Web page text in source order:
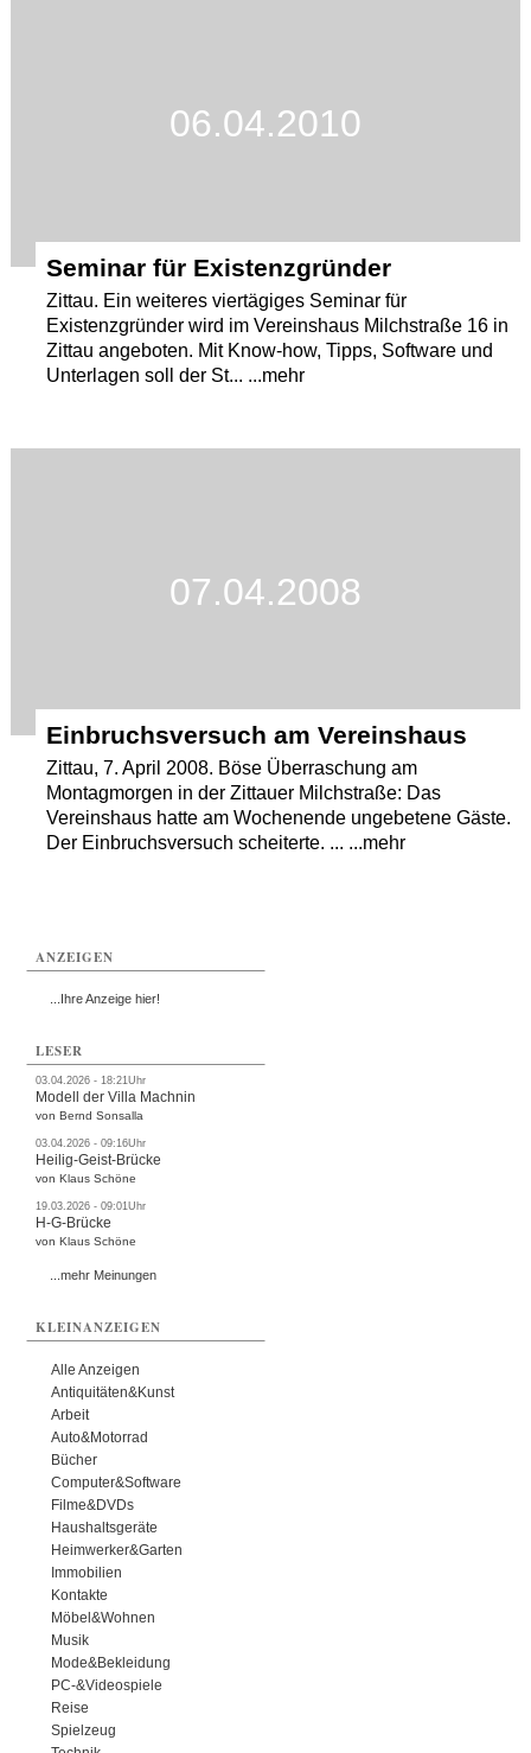
06.04.2010
Seminar für Existenzgründer
Zittau. Ein weiteres viertägiges Seminar für
Existenzgründer wird im Vereinshaus Milchstraße 16 in
Zittau angeboten. Mit Know-how, Tipps, Software und
Unterlagen soll der St... ...mehr
07.04.2008
Einbruchsversuch am Vereinshaus
Zittau, 7. April 2008. Böse Überraschung am
Montagmorgen in der Zittauer Milchstraße: Das
Vereinshaus hatte am Wochenende ungebetene Gäste.
Der Einbruchsversuch scheiterte. ... ...mehr
ANZEIGEN
...Ihre Anzeige hier!
LESER
03.04.2026 - 18:21Uhr
Modell der Villa Machnin
von Bernd Sonsalla
03.04.2026 - 09:16Uhr
Heilig-Geist-Brücke
von Klaus Schöne
19.03.2026 - 09:01Uhr
H-G-Brücke
von Klaus Schöne
...mehr Meinungen
KLEINANZEIGEN
Alle Anzeigen
Antiquitäten&Kunst
Arbeit
Auto&Motorrad
Bücher
Computer&Software
Filme&DVDs
Haushaltsgeräte
Heimwerker&Garten
Immobilien
Kontakte
Möbel&Wohnen
Musik
Mode&Bekleidung
PC-&Videospiele
Reise
Spielzeug